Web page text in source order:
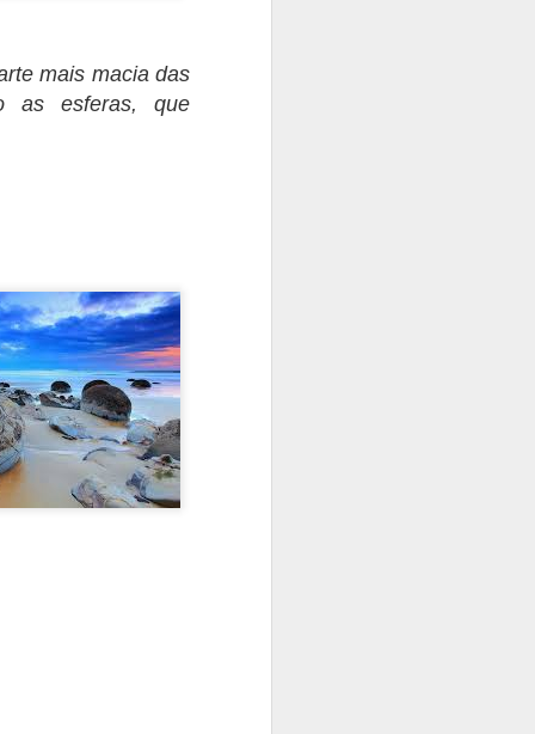
mais macia das
as esferas, que